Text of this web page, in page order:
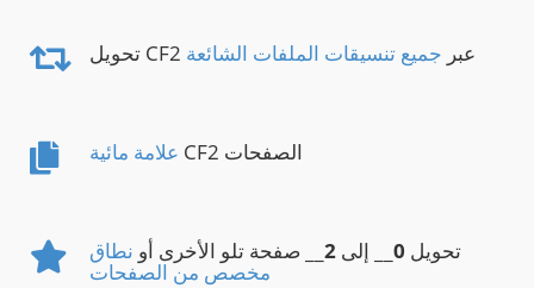
تحويل CF2 عبر جميع تنسيقات الملفات الشائعة
علامة مائية CF2 الصفحات
تحويل 0 __ إلى 2 __ صفحة تلو الأخرى أو نطاق
مخصص من الصفحات